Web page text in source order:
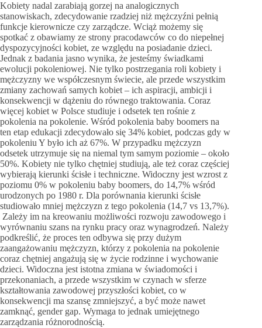
Kobiety nadal zarabiają gorzej na analogicznych
stanowiskach, zdecydowanie rzadziej niż mężczyźni pełnią
funkcje kierownicze czy zarządcze. Wciąż możemy się
spotkać z obawiamy ze strony pracodawców co do niepełnej
dyspozycyjności kobiet, ze względu na posiadanie dzieci.
Jednak z badania jasno wynika, że jesteśmy świadkami
ewolucji pokoleniowej. Nie tylko postrzegania roli kobiety i
mężczyzny we współczesnym świecie, ale przede wszystkim
zmiany zachowań samych kobiet – ich aspiracji, ambicji i
konsekwencji w dążeniu do równego traktowania. Coraz
więcej kobiet w Polsce studiuje i odsetek ten rośnie z
pokolenia na pokolenie. Wśród pokolenia baby boomers na
ten etap edukacji zdecydowało się 34% kobiet, podczas gdy w
pokoleniu Y było ich aż 67%. W przypadku mężczyzn
odsetek utrzymuje się na niemal tym samym poziomie – około
50%. Kobiety nie tylko chętniej studiują, ale też coraz częściej
wybierają kierunki ścisłe i techniczne. Widoczny jest wzrost z
poziomu 0% w pokoleniu baby boomers, do 14,7% wśród
urodzonych po 1980 r. Dla porównania kierunki ścisłe
studiowało mniej mężczyzn z tego pokolenia (14,7 vs 13,7%).
Zależy im na kreowaniu możliwości rozwoju zawodowego i
wyrównaniu szans na rynku pracy oraz wynagrodzeń. Należy
podkreślić, że proces ten odbywa się przy dużym
zaangażowaniu mężczyzn, którzy z pokolenia na pokolenie
coraz chętniej angażują się w życie rodzinne i wychowanie
dzieci. Widoczna jest istotna zmiana w świadomości i
przekonaniach, a przede wszystkim w czynach w sferze
kształtowania zawodowej przyszłości kobiet, co w
konsekwencji ma szansę zmniejszyć, a być może nawet
zamknąć, gender gap. Wymaga to jednak umiejętnego
zarządzania różnorodnością.